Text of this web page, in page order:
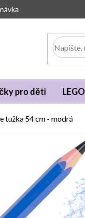
pro děti LEGO
tužka 54 cm - modrá